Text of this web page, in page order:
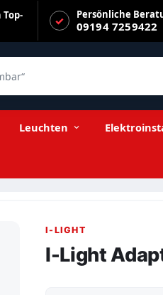
Persönliche
09194 7259422
Leuchten
I-LIGHT
I-Light